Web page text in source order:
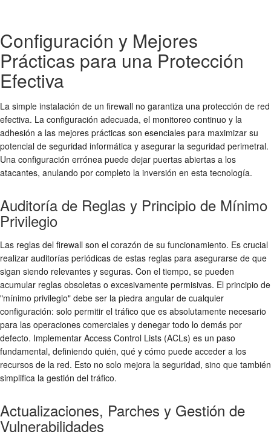
Configuración y Mejores
Prácticas para una Protección
Efectiva
La simple instalación de un firewall no garantiza una protección de red
efectiva. La configuración adecuada, el monitoreo continuo y la
adhesión a las mejores prácticas son esenciales para maximizar su
potencial de seguridad informática y asegurar la seguridad perimetral.
Una configuración errónea puede dejar puertas abiertas a los
atacantes, anulando por completo la inversión en esta tecnología.
Auditoría de Reglas y Principio de Mínimo
Privilegio
Las reglas del firewall son el corazón de su funcionamiento. Es crucial
realizar auditorías periódicas de estas reglas para asegurarse de que
sigan siendo relevantes y seguras. Con el tiempo, se pueden
acumular reglas obsoletas o excesivamente permisivas. El principio de
"mínimo privilegio" debe ser la piedra angular de cualquier
configuración: solo permitir el tráfico que es absolutamente necesario
para las operaciones comerciales y denegar todo lo demás por
defecto. Implementar Access Control Lists (ACLs) es un paso
fundamental, definiendo quién, qué y cómo puede acceder a los
recursos de la red. Esto no solo mejora la seguridad, sino que también
simplifica la gestión del tráfico.
Actualizaciones, Parches y Gestión de
Vulnerabilidades